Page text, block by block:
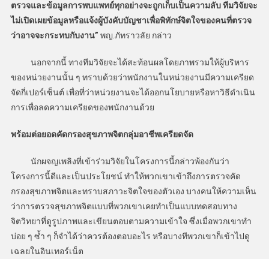
ตรวจและข้อมูลการพบแพทย์ทุกอย่างจะถูกเก็บเป็นความลับ ทีมวิจัยจะ
ไม่เปิดเผยข้อมูลหรือแจ้งผู้บังคับบัญชาเพื่อพิทักษ์จิตใจของคนที่ตรวจ
ว่าอาจจะกระทบกับงาน” พญ.ภัทราวลัย กล่าว
นอกจากนี้ ทางทีมวิจัยจะได้สะท้อนผลโดยภาพรวมให้ผู้บริหาร
ของหน่วยงานนั้น ๆ ทราบด้วยว่าพนักงานในหน่วยงานมีความเครียด
จัดกี่เปอร์เซ็นต์ เพื่อที่ว่าหน่วยงานจะได้ออกนโยบายหรือหาวิธีดำเนิน
การเพื่อลดความเครียดของพนักงานด้วย
พร้อมต่อยอดคัดกรองสุขภาพจิตกลุ่มอาชีพเครียดจัด
นักผจญเพลิงที่เข้าร่วมวิจัยในโครงการนี้กล่าวพ้องกันว่า
โครงการนี้ดีและเป็นประโยชน์ ทำให้พวกเขาเข้าถึงการตรวจคัด
กรองสุขภาพจิตและทราบสภาวะจิตใจของตัวเอง บางคนให้ความเห็น
ว่าการตรวจสุขภาพจิตแบบที่พวกเขาเคยทำเป็นแบบทดสอบทาง
จิตวิทยาที่ดูรูปภาพและเขียนตอบตามความเข้าใจ ซึ่งเมื่อพวกเขาทำ
บ่อย ๆ ซ้ำ ๆ ก็จำได้ว่าควรต้องตอบอะไร หรือบางทีพวกเขาก็เข้าไปดู
เฉลยในอินเทอร์เน็ต